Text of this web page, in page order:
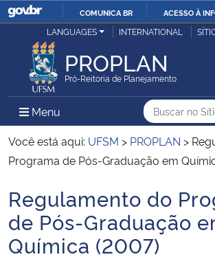
IR
O
COMUNICA BR ACESSO À
Ministério da Justiça e Segurança Pública
Ministério da Defesa
Ministério das Relações Exteriores
Ministério da Infraestrutura
Ministério da Agricultura, Pecuária e Abastecimento
LANGUAGES INTERNATIONAL
PROPLAN
Pró-Reitoria de Planejamento
Menu Menu Principal do Sítio
Busca
Buscar
Busca:
Você está aqui: UFSM > PROPLAN >
Programa de Pós-Graduação em
Início do conteúdo
Regulamento do
de Pós-Graduação
Química (2007)